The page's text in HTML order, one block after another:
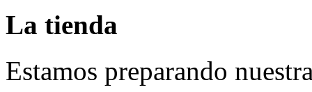
La tienda
Estamos preparando